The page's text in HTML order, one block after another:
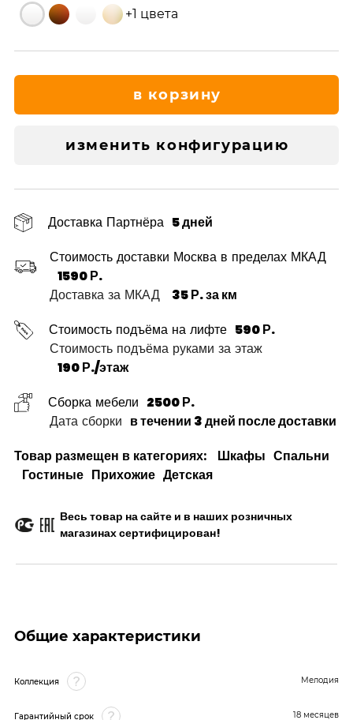
+1 цвета
в корзину
изменить конфигурацию
Доставка Партнёра 5 дней
Стоимость доставки Москва в пределах МКАД
1590 Р.
Доставка за МКАД
35 Р. за км
Стоимость подъёма на лифте 590 Р.
Стоимость подъёма руками за этаж
190 Р./этаж
Сборка мебели 2500 Р.
Дата сборки в течении 3 дней после доставки
Товар размещен в категориях:
Шкафы Спальни
Гостиные Прихожие Детская
Весь товар на сайте и в наших розничных
магазинах сертифицирован!
Общие характеристики
Коллекция Мелодия
Гарантийный срок 18 месяцев